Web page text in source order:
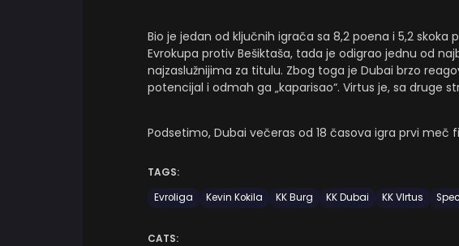
Bio je jedan od ključnih igrača sa 8,2 poena i 5,2
Evrokupa protiv Bešiktaša, tada je odigrao jednu od
najzaslužnijima za titulu. Zbog toga je Dubai brzo
potencijal i odmah ga „kaparisao“. Virtus je, sa druge
Podsetimo, Dubai večeras od 18 časova igra prvi meč
TAGS:
Evroliga
Kevin Kokila KK Burg KK Dubai KK VIrtus
CATS: